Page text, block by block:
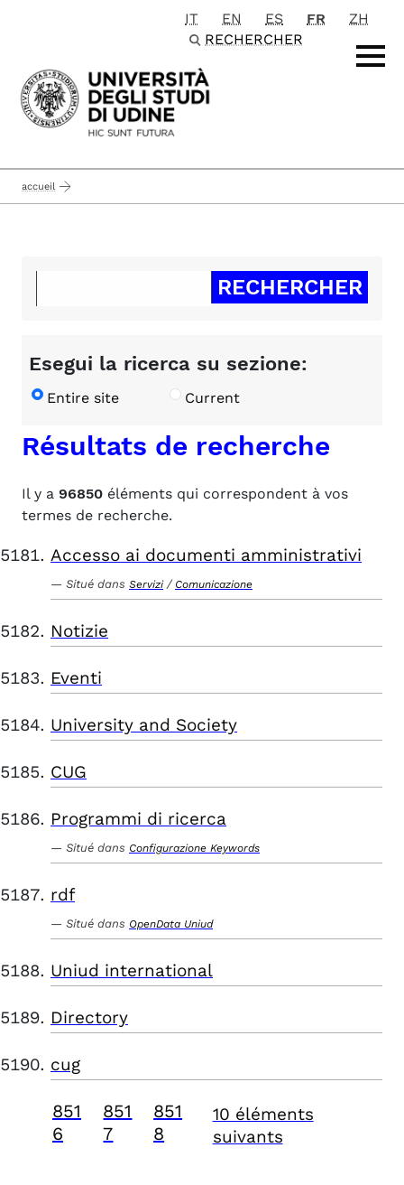
Passa al contenuto principale
IT EN ES FR
ZH
RECHERCHER
accueil
Esegui la ricerca su sezione:
Entire site Current
Résultats de recherche
Il y a 96850 éléments qui correspondent à vos
termes de recherche.
Accesso ai documenti amministrativi
Situé dans Servizi / Comunicazione
Notizie
Eventi
University and Society
CUG
Programmi di ricerca
Situé dans Configurazione Keywords
rdf
Situé dans OpenData Uniud
Uniud international
Directory
cug
851
6
851
7
851
8
10 éléments
suivants